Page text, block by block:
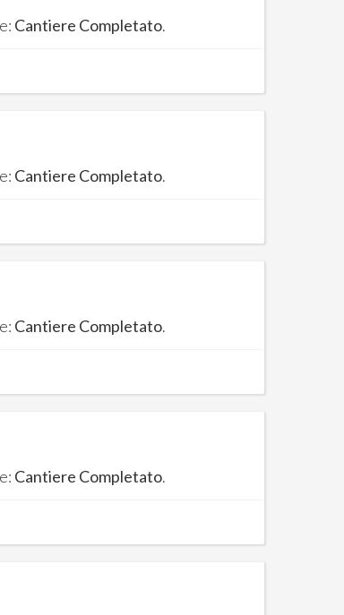
Cantiere Completato.
Cantiere Completato.
Cantiere Completato.
Cantiere Completato.